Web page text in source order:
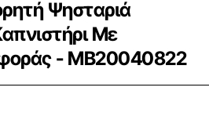
Ψησταριά
Με
- MB20040822